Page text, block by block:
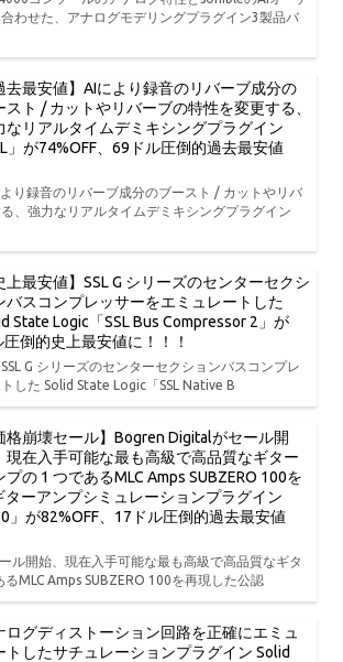
わせた、アナログモデリングプラグイン3製品バ
去最安値】AIにより録音のリバーブ成分の
スト / カットやリバーブの特性を変更する、
なリアルタイムデミキシングプラグイン
」が74%OFF、69ドル圧倒的過去最安値
より録音のリバーブ成分のブースト / カットやリバ
、強力なリアルタイムデミキシングプラグイン
上最安値】SSL G シリーズのセンターセクシ
バスコンプレッサーをエミュレートした
State Logic「SSL Bus Compressor 2」が
倒的史上最安値に！！！
G シリーズのセンターセクションバスコンプレ
した Solid State Logic「SSL Native B
格崩壊セール】Bogren Digitalがセール開
現在入手可能な最も高級で高品質なギター
プの 1 つであるMLC Amps SUBZERO 100を
ーアンプシミュレーションプラグイン
」が82%OFF、17ドル圧倒的過去最安値
ル開始、現在入手可能な最も高級で高品質なギタ
るMLC Amps SUBZERO 100を再現した公認
ログディストーション回路を正確にエミュ
トしたサチュレーションプラグイン Solid